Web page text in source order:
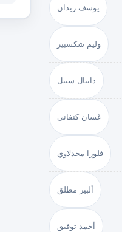
يوسف زيدان
وليم شكسبير
دانيال ستيل
غسان كنفاني
فلورا مجدلاوي
ألبير مطلق
أحمد توفيق